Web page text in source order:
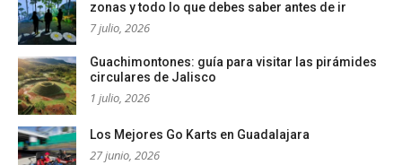
zonas y todo lo que debes saber antes de ir
7 julio, 2026
Guachimontones: guía para visitar las pirámides
circulares de Jalisco
1 julio, 2026
Los Mejores Go Karts en Guadalajara
27 junio, 2026